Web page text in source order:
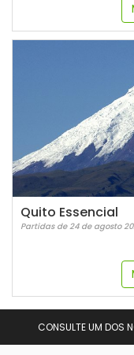
Quito Essencial
Partidas de 24 de agosto
CONSULTE UM DOS